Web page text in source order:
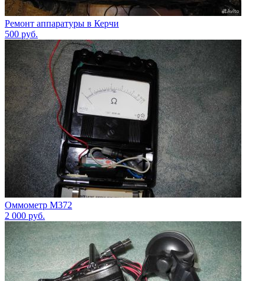
Ремонт аппаратуры в Керчи
500 руб.
Оммометр М372
2 000 руб.